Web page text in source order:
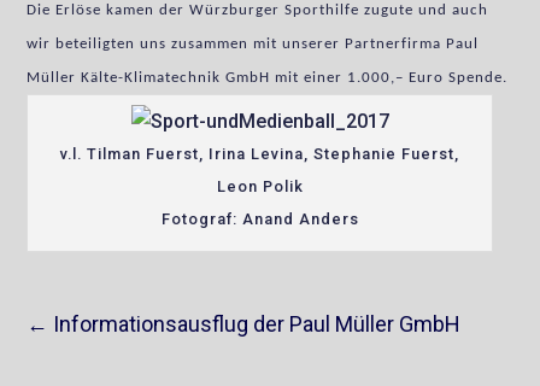
Die Erlöse kamen der Würzburger Sporthilfe zugute und auch
wir beteiligten uns zusammen mit unserer Partnerfirma Paul
Müller Kälte-Klimatechnik GmbH mit einer 1.000,– Euro Spende.
v.l. Tilman Fuerst, Irina Levina, Stephanie Fuerst,
Leon Polik
Fotograf: Anand Anders
← Informationsausflug der Paul Müller GmbH